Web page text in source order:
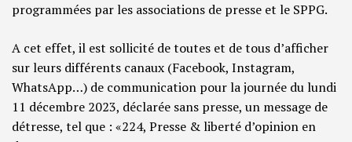
programmées par les associations de presse et le SPPG.
A cet effet, il est sollicité de toutes et de tous d’afficher
sur leurs différents canaux (Facebook, Instagram,
WhatsApp…) de communication pour la journée du lundi
11 décembre 2023, déclarée sans presse, un message de
détresse, tel que : «224, Presse & liberté d’opinion en